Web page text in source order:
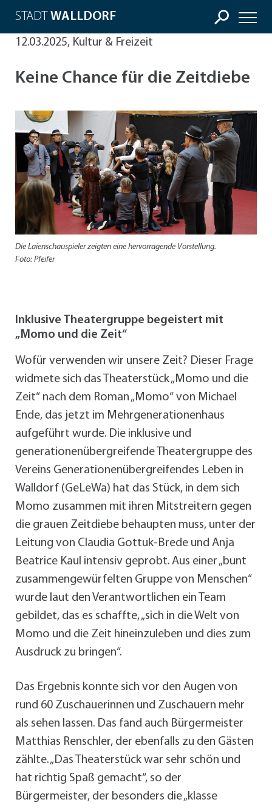
STADT WALLDORF
12.03.2025, Kultur & Freizeit
Keine Chance für die Zeitdiebe
Die Laienschauspieler zeigten eine hervorragende Vorstellung.
Foto: Pfeifer
Inklusive Theatergruppe begeistert mit
„Momo und die Zeit“
Wofür verwenden wir unsere Zeit? Dieser Frage
widmete sich das Theaterstück „Momo und die
Zeit“ nach dem Roman „Momo“ von Michael
Ende, das jetzt im Mehrgenerationenhaus
aufgeführt wurde. Die inklusive und
generationenübergreifende Theatergruppe des
Vereins Generationenübergreifendes Leben in
Walldorf (GeLeWa) hat das Stück, in dem sich
Momo zusammen mit ihren Mitstreitern gegen
die grauen Zeitdiebe behaupten muss, unter der
Leitung von Claudia Gottuk-Brede und Anja
Beatrice Kaul intensiv geprobt. Aus einer „bunt
zusammengewürfelten Gruppe von Menschen“
wurde laut den Verantwortlichen ein Team
gebildet, das es schaffte, „sich in die Welt von
Momo und die Zeit hineinzuleben und dies zum
Ausdruck zu bringen“.
Das Ergebnis konnte sich vor den Augen von
rund 60 Zuschauerinnen und Zuschauern mehr
als sehen lassen. Das fand auch Bürgermeister
Matthias Renschler, der ebenfalls zu den Gästen
zählte. „Das Theaterstück war sehr schön und
hat richtig Spaß gemacht“, so der
Bürgermeister, der besonders die „klasse